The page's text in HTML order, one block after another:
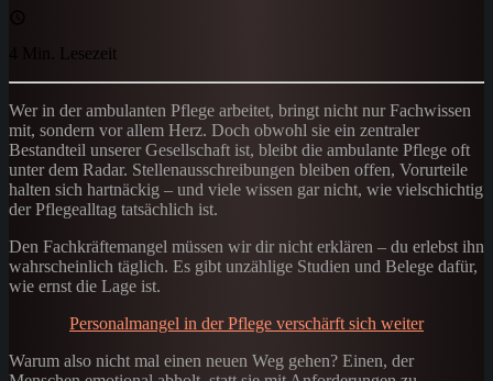
4 Min. Lesezeit
Wer in der ambulanten Pflege arbeitet, bringt nicht nur Fachwissen
mit, sondern vor allem Herz. Doch obwohl sie ein zentraler
Bestandteil unserer Gesellschaft ist, bleibt die ambulante Pflege oft
unter dem Radar. Stellenausschreibungen bleiben offen, Vorurteile
halten sich hartnäckig – und viele wissen gar nicht, wie vielschichtig
der Pflegealltag tatsächlich ist.
Den Fachkräftemangel müssen wir dir nicht erklären – du erlebst ihn
wahrscheinlich täglich. Es gibt unzählige Studien und Belege dafür,
wie ernst die Lage ist.
Personalmangel in der Pflege verschärft sich weiter
Warum also nicht mal einen neuen Weg gehen? Einen, der